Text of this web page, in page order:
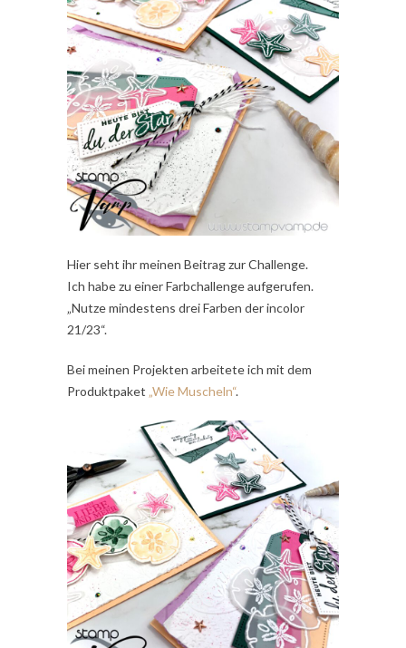
Hier seht ihr meinen Beitrag zur Challenge.
Ich habe zu einer Farbchallenge aufgerufen.
„Nutze mindestens drei Farben der incolor
21/23“.
Bei meinen Projekten arbeitete ich mit dem
Produktpaket „Wie Muscheln“.